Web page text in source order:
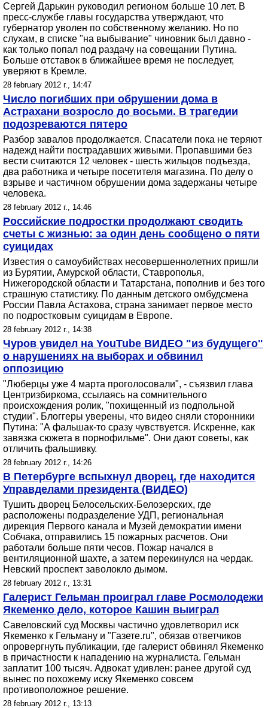
Сергей Дарькин руководил регионом больше 10 лет. В
пресс-службе главы государства утверждают, что
губернатор уволен по собственному желанию. Но по
слухам, в списке "на выбывание" чиновник был давно -
как только попал под раздачу на совещании Путина.
Больше отставок в ближайшее время не последует,
уверяют в Кремле.
28 february 2012 г., 14:47
Число погибших при обрушении дома в
Астрахани возросло до восьми. В трагедии
подозреваются пятеро
Разбор завалов продолжается. Спасатели пока не теряют
надежд найти пострадавших живыми. Пропавшими без
вести считаются 12 человек - шесть жильцов подъезда,
два работника и четыре посетителя магазина. По делу о
взрыве и частичном обрушении дома задержаны четыре
человека.
28 february 2012 г., 14:46
Российские подростки продолжают сводить
счеты с жизнью: за один день сообщено о пяти
суицидах
Известия о самоубийствах несовершеннолетних пришли
из Бурятии, Амурской области, Ставрополья,
Нижегородской области и Татарстана, пополнив и без того
страшную статистику. По данным детского омбудсмена
России Павла Астахова, страна занимает первое место
по подростковым суицидам в Европе.
28 february 2012 г., 14:38
Чуров увидел на YouTube ВИДЕО "из будущего"
о нарушениях на выборах и обвинил
оппозицию
"Люберцы уже 4 марта проголосовали", - съязвил глава
Центризбиркома, ссылаясь на сомнительного
происхождения ролик, "похищенный из подпольной
студии". Блоггеры уверены, что видео сняли сторонники
Путина: "А фальшак-то сразу чувствуется. Искренне, как
завязка сюжета в порнофильме". Они дают советы, как
отличить фальшивку.
28 february 2012 г., 14:26
В Петербурге вспыхнул дворец, где находится
Управделами президента (ВИДЕО)
Тушить дворец Белосельских-Белозерских, где
расположены подразделение УДП, региональная
дирекция Первого канала и Музей демократии имени
Собчака, отправились 15 пожарных расчетов. Они
работали больше пяти чесов. Пожар начался в
вентиляционной шахте, а затем перекинулся на чердак.
Невский проспект заволокло дымом.
28 february 2012 г., 13:31
Галерист Гельман проиграл главе Росмолодежи
Якеменко дело, которое Кашин выиграл
Савеловский суд Москвы частично удовлетворил иск
Якеменко к Гельману и "Газете.ru", обязав ответчиков
опровергнуть публикации, где галерист обвинял Якеменко
в причастности к нападению на журналиста. Гельман
заплатит 100 тысяч. Адвокат удивлен: ранее другой суд
вынес по похожему иску Якеменко совсем
противоположное решение.
28 february 2012 г., 13:13